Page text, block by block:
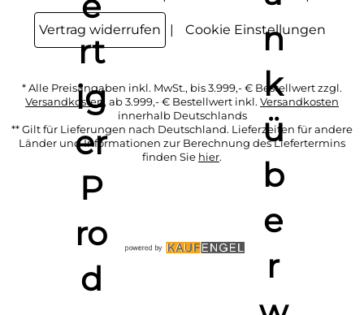
Vertrag widerrufen Cookie Einstellungen
* Alle Preisangaben inkl. MwSt., bis 3.999,- € Bestellwert zzgl.
Versandkosten , ab 3.999,- € Bestellwert inkl. Versandkosten
innerhalb Deutschlands
** Gilt für Lieferungen nach Deutschland. Lieferzeiten für andere
Länder und Informationen zur Berechnung des Liefertermins
finden Sie hier.